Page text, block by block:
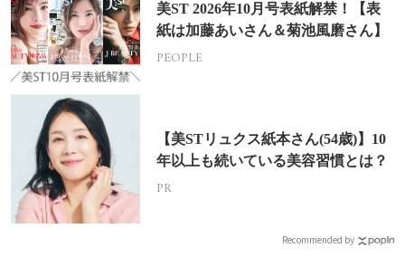
美ST 2026年10月号表紙解禁！【表
紙は加藤あいさん＆菊池風磨さん】
PEOPLE
【美STリュクス紙本さん(54歳)】10
年以上も続いている美容習慣とは？
PR
Recommended by